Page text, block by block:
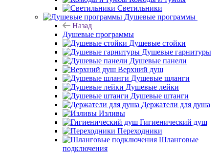
Светильники
Душевые программы
Назад
Душевые программы
Душевые стойки
Душевые гарнитуры
Душевые панели
Верхний душ
Душевые шланги
Душевые лейки
Душевые штанги
Держатели для душа
Изливы
Гигиенический душ
Переходники
Шланговые
подключения